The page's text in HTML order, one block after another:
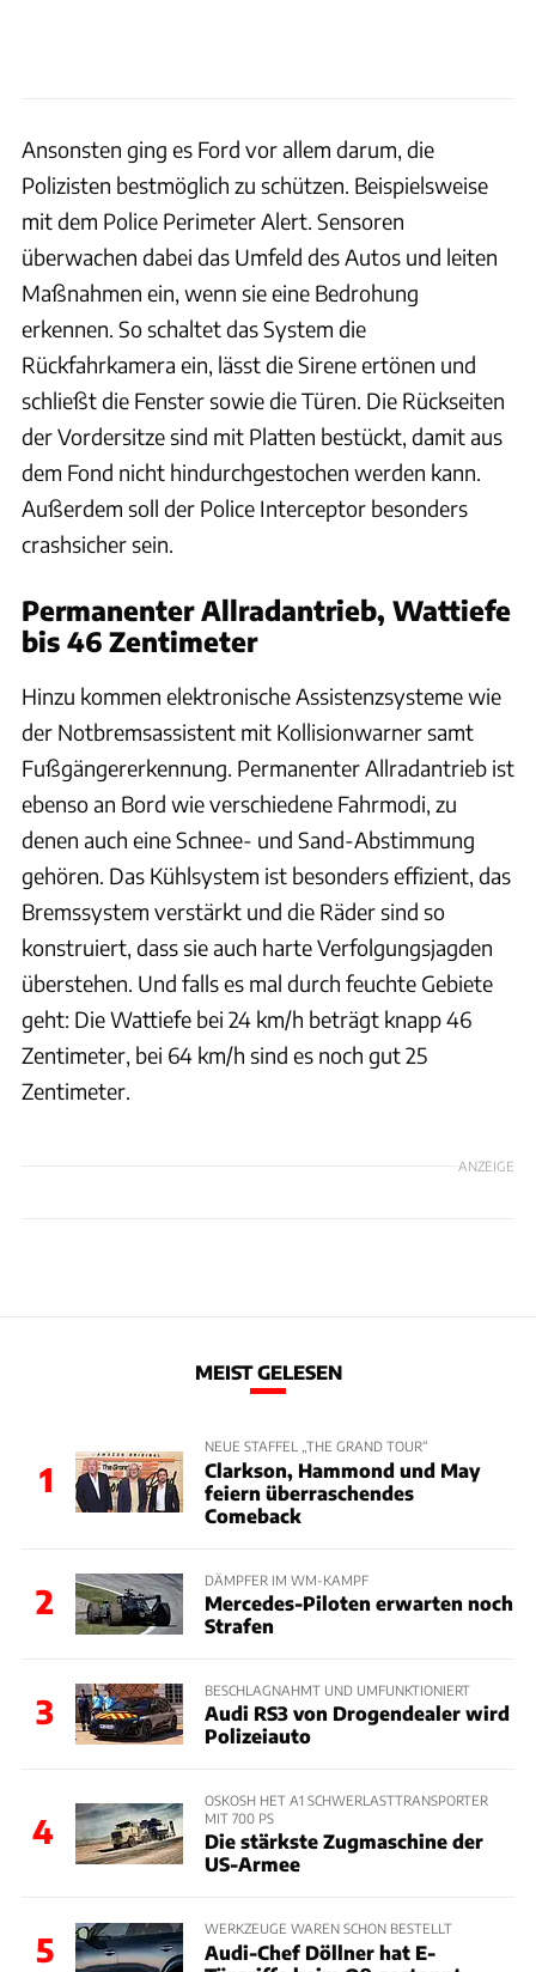
Ansonsten ging es Ford vor allem darum, die
Polizisten bestmöglich zu schützen. Beispielsweise
mit dem Police Perimeter Alert. Sensoren
überwachen dabei das Umfeld des Autos und leiten
Maßnahmen ein, wenn sie eine Bedrohung
erkennen. So schaltet das System die
Rückfahrkamera ein, lässt die Sirene ertönen und
schließt die Fenster sowie die Türen. Die Rückseiten
der Vordersitze sind mit Platten bestückt, damit aus
dem Fond nicht hindurchgestochen werden kann.
Außerdem soll der Police Interceptor besonders
crashsicher sein.
Permanenter Allradantrieb, Wattiefe
bis 46 Zentimeter
Hinzu kommen elektronische Assistenzsysteme wie
der Notbremsassistent mit Kollisionwarner samt
Fußgängererkennung. Permanenter Allradantrieb ist
ebenso an Bord wie verschiedene Fahrmodi, zu
denen auch eine Schnee- und Sand-Abstimmung
gehören. Das Kühlsystem ist besonders effizient, das
Bremssystem verstärkt und die Räder sind so
konstruiert, dass sie auch harte Verfolgungsjagden
überstehen. Und falls es mal durch feuchte Gebiete
geht: Die Wattiefe bei 24 km/h beträgt knapp 46
Zentimeter, bei 64 km/h sind es noch gut 25
Zentimeter.
ANZEIGE
MEIST GELESEN
1
NEUE STAFFEL „THE GRAND TOUR“
Clarkson, Hammond und May
feiern überraschendes
Comeback
2
DÄMPFER IM WM-KAMPF
Mercedes-Piloten erwarten noch
Strafen
3
BESCHLAGNAHMT UND UMFUNKTIONIERT
Audi RS3 von Drogendealer wird
Polizeiauto
4
OSKOSH HET A1 SCHWERLASTTRANSPORTER
MIT 700 PS
Die stärkste Zugmaschine der
US-Armee
5
WERKZEUGE WAREN SCHON BESTELLT
Audi-Chef Döllner hat E-